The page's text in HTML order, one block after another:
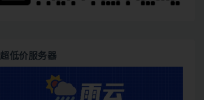
超低价服务器